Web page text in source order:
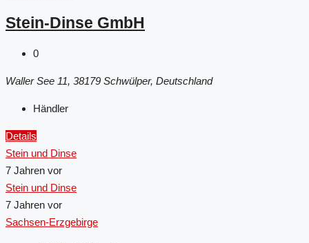
Stein-Dinse GmbH
0
Waller See 11, 38179 Schwülper, Deutschland
Händler
Details
Stein und Dinse
7 Jahren vor
Stein und Dinse
7 Jahren vor
Sachsen-Erzgebirge